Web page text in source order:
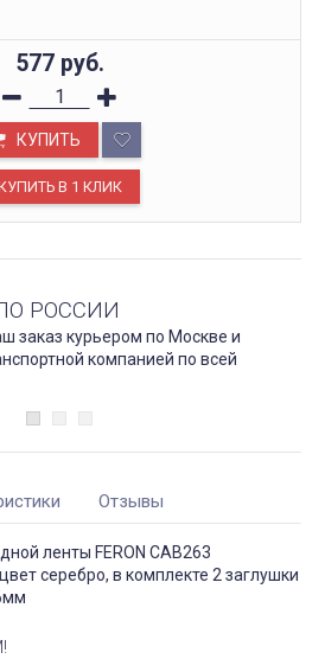
577 руб.
КУПИТЬ
РОССИИ
заказ курьером по Москве и
компанией по всей
Отзывы
ленты FERON CAB263
серебро, в комплекте 2 заглушки